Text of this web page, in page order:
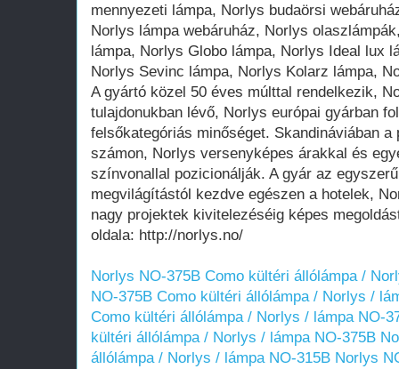
mennyezeti lámpa, Norlys budaörsi
Norlys lámpa webáruház, Norlys
lámpa, Norlys Globo lámpa, Norlys Ideal lux
Norlys Sevinc lámpa, Norlys Kolarz lámpa,
A gyártó közel 50 éves múlttal rendelkezik,
tulajdonukban lévő, Norlys európai gyárban
felsőkategóriás minőséget. Skandináviában
számon, Norlys versenyképes árakkal és
színvonallal pozicionálják. A gyár az
megvilágítástól kezdve egészen a hotelek,
nagy projektek kivitelezéséig képes
oldala: http://norlys.no/
Norlys NO-375B Como kültéri állólámpa /
NO-375B Como kültéri állólámpa / Norlys /
Como kültéri állólámpa / Norlys / lámpa NO-
kültéri állólámpa / Norlys / lámpa NO-375B
állólámpa / Norlys / lámpa NO-315B Norlys